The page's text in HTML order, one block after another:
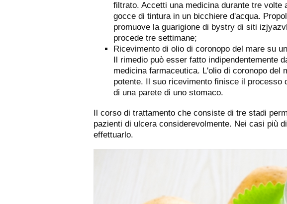
filtrato. Accetti una medicina durante tre volte
gocce di tintura in un bicchiere d'acqua.
promuove la guarigione di bystry di siti
procede tre settimane;
Ricevimento di olio di coronopo del mare su
Il rimedio può esser fatto indipendentemente
medicina farmaceutica. L'olio di coronopo del
potente. Il suo ricevimento finisce il
di una parete di uno stomaco.
Il corso di trattamento che consiste di tre stadi
pazienti di ulcera considerevolmente. Nei casi più
effettuarlo.